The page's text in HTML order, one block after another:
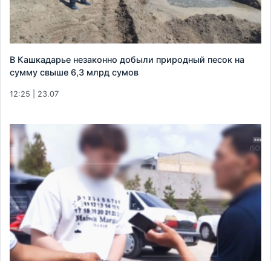
В Кашкадарье незаконно добыли природный песок на
сумму свыше 6,3 млрд сумов
12:25 | 23.07